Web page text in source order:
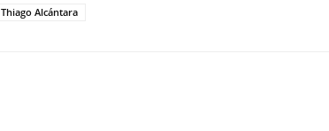
Thiago Alcántara